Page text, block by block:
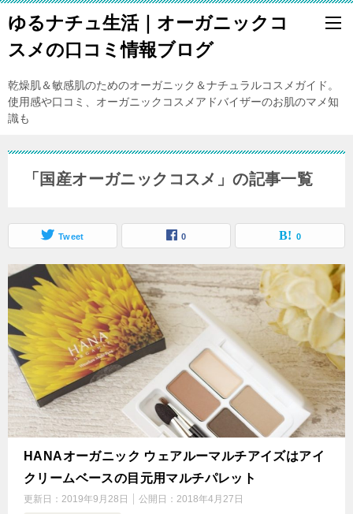
ゆるナチュ生活｜オーガニックコ
スメの口コミ情報ブログ
乾燥肌＆敏感肌のためのオーガニック＆ナチュラルコスメガイド。
使用感や口コミ、オーガニックコスメアドバイザーのお肌のマメ知
識も
「国産オーガニックコスメ」の記事一覧
Tweet 0 0
HANAオーガニック ウェアルーマルチアイズはアイ
クリームベースの目元用マルチパレット
更新日： 2019年9月28日 公開日： 2018年4月27日